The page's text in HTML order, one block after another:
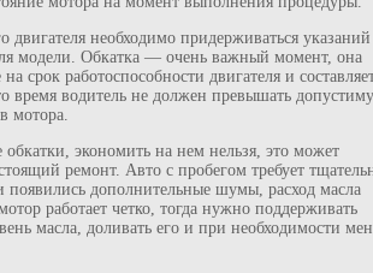
двигателя необходимо придерживаться указаний
модели. Обкатка — очень важный момент, она
срок работоспособности двигателя и
время водитель не должен превышать
мотора.
экономить на нем нельзя, это может
ремонт. Авто с пробегом требует
появились дополнительные шумы, расход масла
работает четко, тогда нужно поддерживать
масла, доливать его и при необходимости